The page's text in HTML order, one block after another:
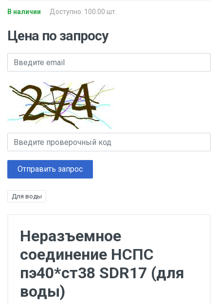
В наличии Доступно: 100.00 шт.
Цена по запросу
Отправить запрос
Для воды
Неразъемное
соединение НСПС
пэ40*ст38 SDR17 (для
воды)